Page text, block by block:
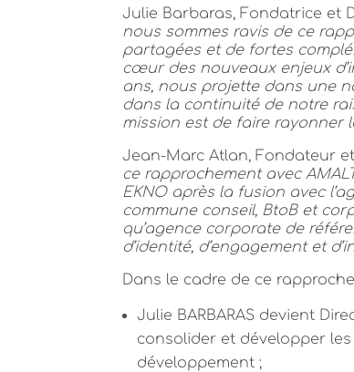
Julie Barbaras, Fondatrice et
nous sommes ravis de ce
partagées et de fortes
cœur des nouveaux enjeux
ans, nous projette dans une
dans la continuité de notre
mission est de faire rayonner
Jean-Marc Atlan, Fondateur et
ce rapprochement avec
EKNO après la fusion avec
commune conseil, BtoB et
qu’agence corporate de
d’identité, d’engagement et
Dans le cadre de ce
Julie BARBARAS devient
consolider et développer
développement ;